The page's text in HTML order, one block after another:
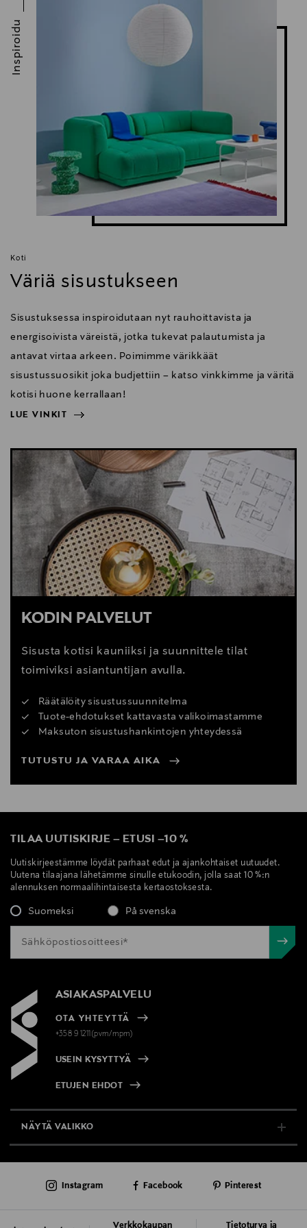
Koti
Väriä sisustukseen
Sisustuksessa inspiroidutaan nyt rauhoittavista ja
energisoivista väreistä, jotka tukevat palautumista ja
antavat virtaa arkeen. Poimimme värikkäät
sisustussuosikit joka budjettiin – katso vinkkimme ja väritä
kotisi huone kerrallaan!
LUE VINKIT
Inspiroidu
LUE VINKIT
KODIN PALVELUT
Sisusta kotisi kauniiksi ja suunnittele tilat
toimiviksi asiantuntijan avulla.
Räätälöity sisustussuunnitelma
Tuote-ehdotukset kattavasta valikoimastamme
Maksuton sisustushankintojen yhteydessä
TUTUSTU JA VARAA AIKA
TILAA UUTISKIRJE – ETUSI –10 %
Uutiskirjeestämme löydät parhaat edut ja ajankohtaiset uutuudet.
Uutena tilaajana lähetämme sinulle etukoodin, jolla saat 10 %:n
alennuksen normaalihintaisesta kertaostoksesta.
Suomeksi På svenska
ASIAKASPALVELU
OTA YHTEYTTÄ
+358 9 1211(pvm/mpm)
USEIN KYSYTTYÄ
ETUJEN EHDOT
NÄYTÄ VALIKKO
AJANKOHTAISTA
Verkkokaupan Tietoturva ja
Instagram Facebook Pinterest